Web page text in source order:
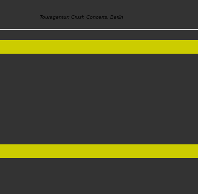
Touragentur: Crush Concerts, Berlin